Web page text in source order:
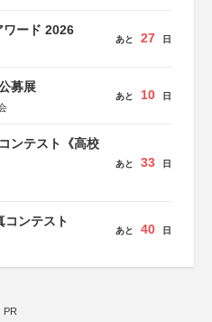
ワード 2026
あと 27 日
募展
あと 10 日
ンテスト《高校
あと 33 日
コンテスト
あと 40 日
PR